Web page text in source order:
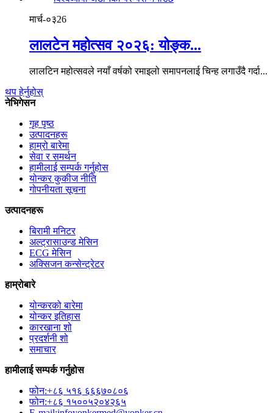
मार्च-०३26
लालटेन महोत्सव २०२६: योङ्क...
लालटिन महोत्सवले नयाँ वर्षको रमाइलो समापनलाई चिन्ह लगाउँदै गर्दा...
थप हेर्नुहोस्
नेभिगेसन
गृह पृष्ठ
उत्पादनहरू
हाम्रो बारेमा
सेवा र समर्थन
हामीलाई सम्पर्क गर्नुहोस
योन्कर कुकीज नीति
गोपनीयता सूचना
उत्पादनहरू
बिरामी मनिटर
अल्ट्रासाउन्ड मेसिन
ECG मेसिन
अक्सिजन कन्सेन्ट्रेटर
हाम्रोबारे
योन्करको बारेमा
योन्कर इतिहास
कारखाना शो
प्रदर्शनी शो
समाचार
हामीलाई सम्पर्क गर्नुहोस
फोन:+८६ ५१६ ६६६७०८०६
फोन:+८६ १५००५२०४२६५